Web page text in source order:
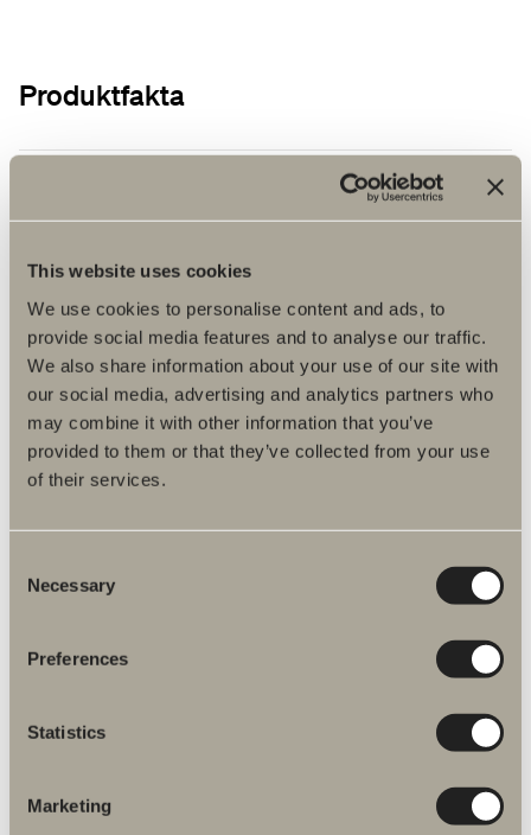
This website uses cookies
We use cookies to personalise content and ads, to
provide social media features and to analyse our traffic.
We also share information about your use of our site with
our social media, advertising and analytics partners who
may combine it with other information that you’ve
provided to them or that they’ve collected from your use
of their services.
Selection
Necessary
Preferences
Statistics
Marketing
Produktfakta
Artikelnummer
Specifikation